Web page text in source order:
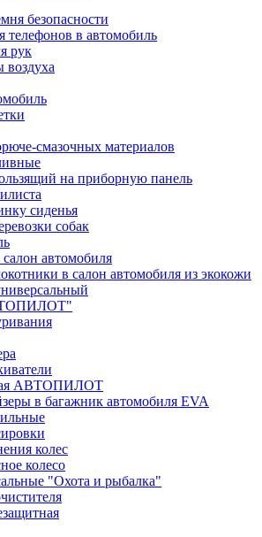
безопасности
телефонов в автомобиль
рук
воздуха
смазочных материалов
на приборную панель
сиденья
собак
автомобиля
в салон автомобиля из экокожи
АВТОПИЛОТ
в багажник автомобиля EVA
колес
колесо
"Охота и рыбалка"